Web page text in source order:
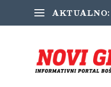
AKTUALNO: